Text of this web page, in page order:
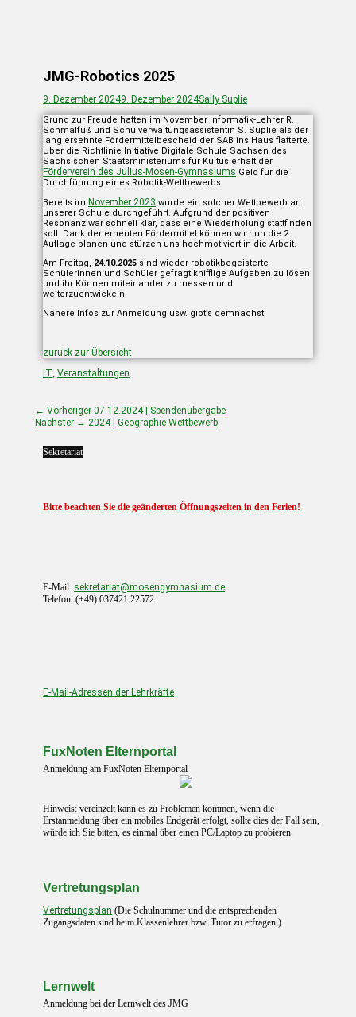
JMG-Robotics 2025
Posted
on
9. Dezember 20249. Dezember 2024Autor
Sally Suplie
Grund zur Freude hatten im November Informatik-Lehrer R.
Schmalfuß und Schulverwaltungsassistentin S. Suplie als der
lang ersehnte Fördermittelbescheid der SAB ins Haus flatterte.
Über die Richtlinie Initiative Digitale Schule Sachsen des
Sächsischen Staatsministeriums für Kultus erhält der
Förderverein des Julius-Mosen-Gymnasiums Geld für die
Durchführung eines Robotik-Wettbewerbs.
Bereits im November 2023 wurde ein solcher Wettbewerb an
unserer Schule durchgeführt. Aufgrund der positiven
Resonanz war schnell klar, dass eine Wiederholung stattfinden
soll. Dank der erneuten Fördermittel können wir nun die 2.
Auflage planen und stürzen uns hochmotiviert in die Arbeit.
Am Freitag, 24.10.2025 sind wieder robotikbegeisterte
Schülerinnen und Schüler gefragt knifflige Aufgaben zu lösen
und ihr Können miteinander zu messen und
weiterzuentwickeln.
Nähere Infos zur Anmeldung usw. gibt’s demnächst.
zurück zur Übersicht
Kategorien
IT, Veranstaltungen
Beitragsnavigation
← Vorheriger Vorheriger
Beitrag:
07.12.2024 | Spendenübergabe
Nächster → Nächster
2024 | Geographie-Wettbewerb
Sekretariat
Bitte beachten Sie die geänderten Öffnungszeiten in den Ferien!
E-Mail: sekretariat@mosengymnasium.de
Telefon: (+49) 037421 22572
E-Mail-Adressen der Lehrkräfte
FuxNoten Elternportal
Anmeldung am FuxNoten Elternportal
Hinweis: vereinzelt kann es zu Problemen kommen, wenn die
Erstanmeldung über ein mobiles Endgerät erfolgt, sollte dies der Fall sein,
würde ich Sie bitten, es einmal über einen PC/Laptop zu probieren.
Vertretungsplan
Vertretungsplan (Die Schulnummer und die entsprechenden
Zugangsdaten sind beim Klassenlehrer bzw. Tutor zu erfragen.)
Lernwelt
Anmeldung bei der Lernwelt des JMG